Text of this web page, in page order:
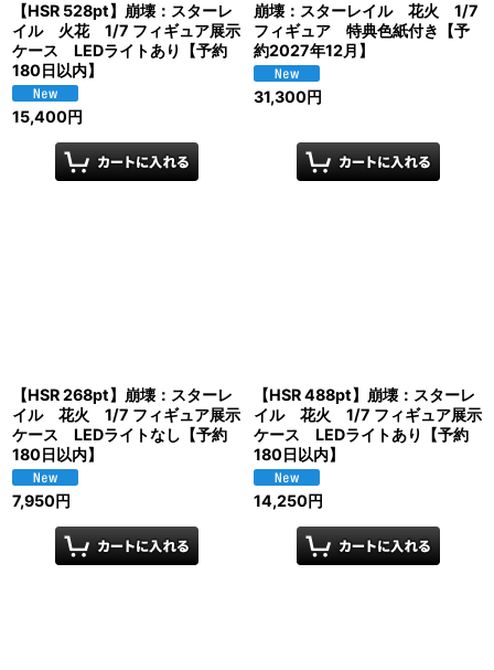
【HSR 528pt】崩壊：スターレ
イル 火花 1/7 フィギュア展示
ケース LEDライトあり【予約
180日以内】
15,400円
崩壊：スターレイル 花火 1/7
フィギュア 特典色紙付き【予
約2027年12月】
31,300円
【HSR 268pt】崩壊：スターレ
イル 花火 1/7 フィギュア展示
ケース LEDライトなし【予約
180日以内】
7,950円
【HSR 488pt】崩壊：スターレ
イル 花火 1/7 フィギュア展示
ケース LEDライトあり【予約
180日以内】
14,250円